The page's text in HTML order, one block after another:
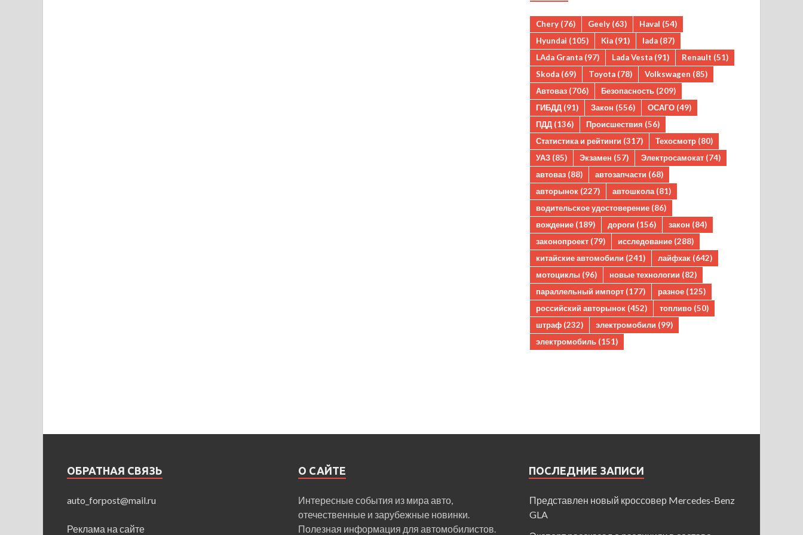
Chery (76) Geely (63) Haval (54)
Hyundai (105) Kia (91) lada (87)
LAda Granta (97) Lada Vesta (91) Renault (51)
Skoda (69) Toyota (78) Volkswagen (85)
Автоваз (706) Безопасность (209)
ГИБДД (91) Закон (556) ОСАГО (49)
ПДД (136) Происшествия (56)
Статистика и рейтинги (317) Техосмотр (80)
УАЗ (85) Экзамен (57) Электросамокат (74)
автоваз (88) автозапчасти (68)
авторынок (227) автошкола (81)
водительское удостоверение (86)
вождение (189) дороги (156) закон (84)
законопроект (79) исследование (288)
китайские автомобили (241) лайфхак (642)
мотоциклы (96) новые технологии (82)
параллельный импорт (177) разное (125)
российский авторынок (452) топливо (50)
штраф (232) электромобили (99)
электромобиль (151)
ОБРАТНАЯ СВЯЗЬ
auto_forpost@mail.ru
Реклама на сайте
О САЙТЕ
Интересные события из мира авто,
отечественные и зарубежные новинки.
Полезная информация для автомобилистов.
ПОСЛЕДНИЕ ЗАПИСИ
Представлен новый кроссовер Mercedes-Benz
GLA